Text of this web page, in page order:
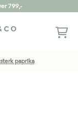
799,-
paprika